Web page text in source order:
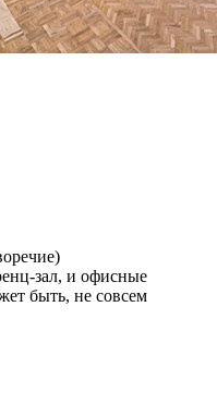
зал, и офисные
быть, не совсем